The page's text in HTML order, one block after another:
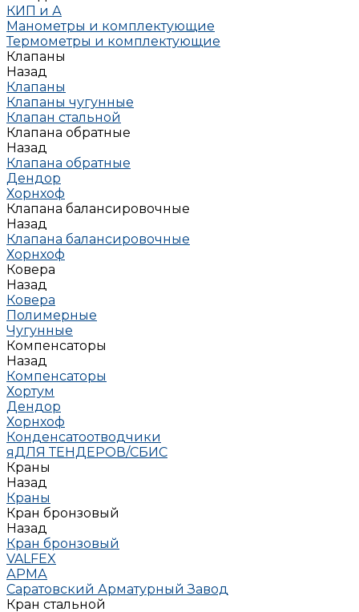
КИП и А
Манометры и комплектующие
Термометры и комплектующие
Клапаны
Назад
Клапаны
Клапаны чугунные
Клапан стальной
Клапана обратные
Назад
Клапана обратные
Дендор
Хорнхоф
Клапана балансировочные
Назад
Клапана балансировочные
Хорнхоф
Ковера
Назад
Ковера
Полимерные
Чугунные
Компенсаторы
Назад
Компенсаторы
Хортум
Дендор
Хорнхоф
Конденсатоотводчики
яДЛЯ ТЕНДЕРОВ/СБИС
Краны
Назад
Краны
Кран бронзовый
Назад
Кран бронзовый
VALFEX
АРМА
Саратовский Арматурный Завод
Кран стальной